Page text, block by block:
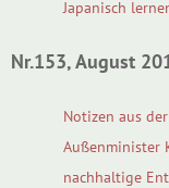
Japanisch
Nr.153, August
Notizen aus
Außenminister
nachhaltige